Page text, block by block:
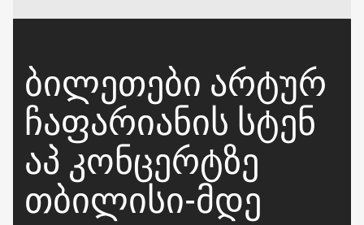
ᲑᲘᲚᲔᲗᲔᲑᲘ ᲐᲠᲢᲣᲠ
ᲩᲐᲤᲐᲠᲘᲐᲜᲘᲡ ᲡᲢᲔᲜ
ᲐᲞ ᲙᲝᲜᲪᲔᲠᲢᲖᲔ
ᲗᲑᲘᲚᲘᲡᲘ-ᲛᲓᲔ